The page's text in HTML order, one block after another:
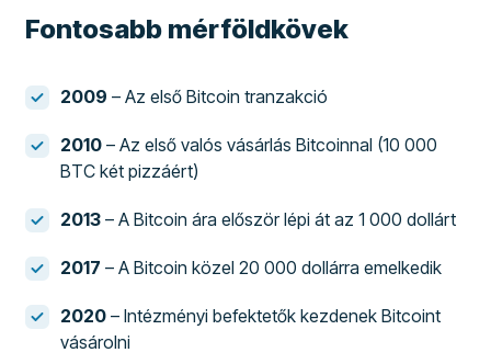
Fontosabb mérföldkövek
2009 – Az első Bitcoin tranzakció
2010 – Az első valós vásárlás Bitcoinnal (10 000
BTC két pizzáért)
2013 – A Bitcoin ára először lépi át az 1 000 dollárt
2017 – A Bitcoin közel 20 000 dollárra emelkedik
2020 – Intézményi befektetők kezdenek Bitcoint
vásárolni